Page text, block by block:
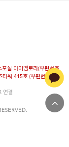
실 아이엠로라(우편번호
타워 415호 (우편번호
연결